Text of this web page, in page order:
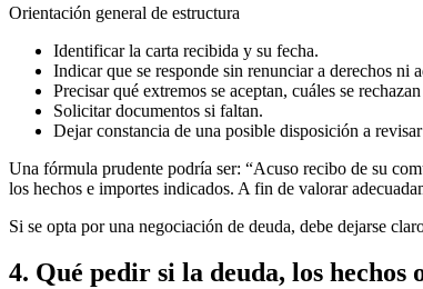
Orientación general de estructura
Identificar la carta recibida y su fecha.
Indicar que se responde sin renunciar a derechos ni
Precisar qué extremos se aceptan, cuáles se
Solicitar documentos si faltan.
Dejar constancia de una posible disposición a
Una fórmula prudente podría ser: “Acuso recibo de su
los hechos e importes indicados. A fin de valorar
Si se opta por una negociación de deuda, debe dejarse
4. Qué pedir si la deuda, los hechos